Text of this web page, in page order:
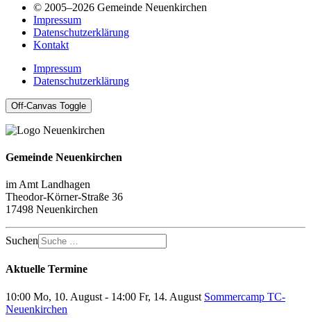
© 2005–2026 Gemeinde Neuenkirchen
Impressum
Datenschutzerklärung
Kontakt
Impressum
Datenschutzerklärung
Off-Canvas Toggle
Gemeinde Neuenkirchen
im Amt Landhagen
Theodor-Körner-Straße 36
17498 Neuenkirchen
Suchen
Aktuelle Termine
10:00 Mo, 10. August - 14:00 Fr, 14. August Sommercamp TC-
Neuenkirchen